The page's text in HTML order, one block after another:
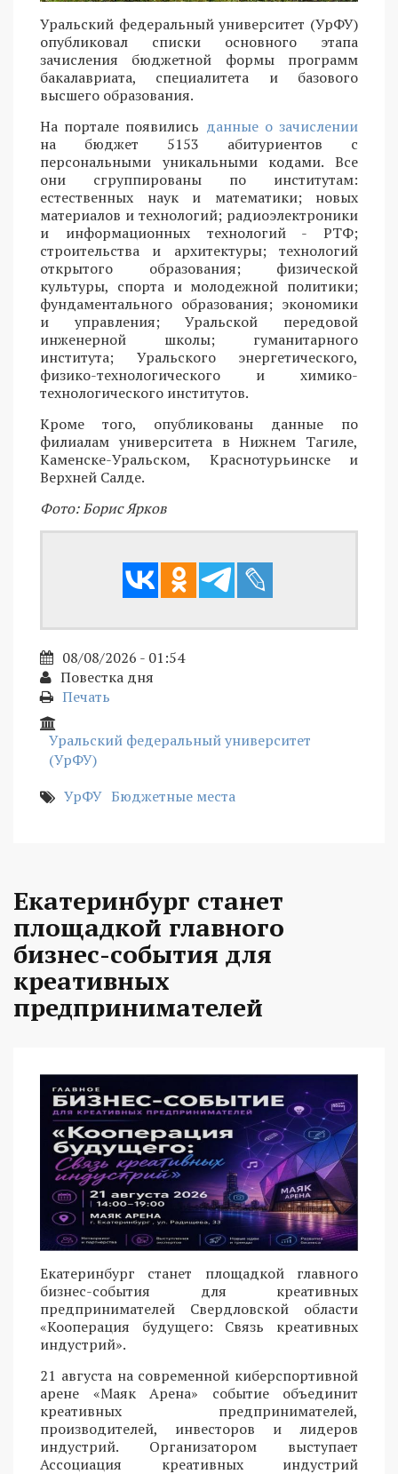
Уральский федеральный университет (УрФУ)
опубликовал списки основного этапа
зачисления бюджетной формы программ
бакалавриата, специалитета и базового
высшего образования.
На портале появились данные о зачислении
на бюджет 5153 абитуриентов с
персональными уникальными кодами. Все
они сгруппированы по институтам:
естественных наук и математики; новых
материалов и технологий; радиоэлектроники
и информационных технологий - РТФ;
строительства и архитектуры; технологий
открытого образования; физической
культуры, спорта и молодежной политики;
фундаментального образования; экономики
и управления; Уральской передовой
инженерной школы; гуманитарного
института; Уральского энергетического,
физико-технологического и химико-
технологического институтов.
Кроме того, опубликованы данные по
филиалам университета в Нижнем Тагиле,
Каменске-Уральском, Краснотурьинске и
Верхней Салде.
Фото: Борис Ярков
08/08/2026 - 01:54
Повестка дня
Печать
Уральский федеральный университет
(УрФУ)
УрФУ Бюджетные места
Екатеринбург станет
площадкой главного
бизнес-события для
креативных
предпринимателей
Екатеринбург станет площадкой главного
бизнес-события для креативных
предпринимателей Свердловской области
«Кооперация будущего: Связь креативных
индустрий».
21 августа на современной киберспортивной
арене «Маяк Арена» событие объединит
креативных предпринимателей,
производителей, инвесторов и лидеров
индустрий. Организатором выступает
Ассоциация креативных индустрий